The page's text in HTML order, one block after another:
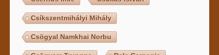
Csíkszentmihályi Mihály
Csögyal Namkhai Norbu